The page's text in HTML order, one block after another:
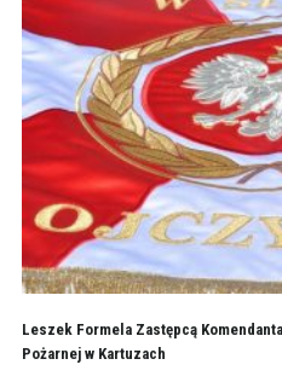
Leszek Formela Zastępcą
Pożarnej w Kartuzach